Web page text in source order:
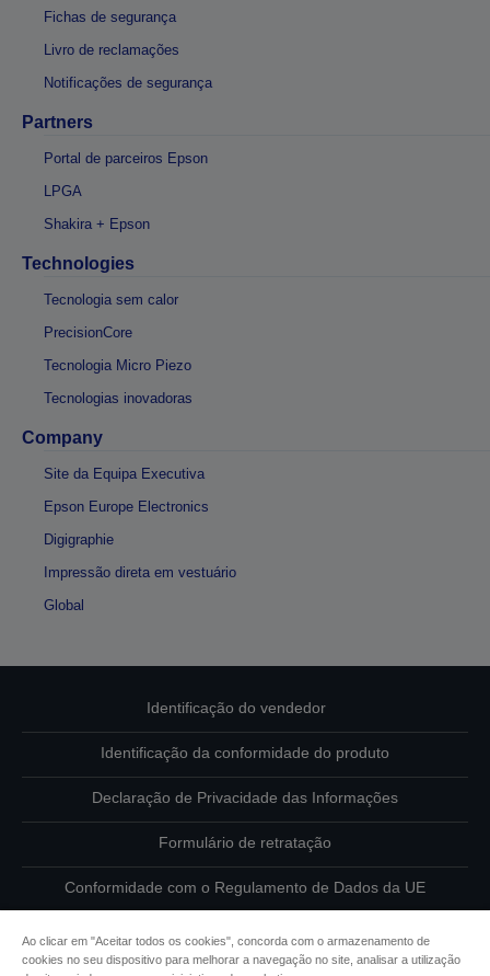
Fichas de segurança
Livro de reclamações
Notificações de segurança
Partners
Portal de parceiros Epson
LPGA
Shakira + Epson
Technologies
Tecnologia sem calor
PrecisionCore
Tecnologia Micro Piezo
Tecnologias inovadoras
Company
Site da Equipa Executiva
Epson Europe Electronics
Digigraphie
Impressão direta em vestuário
Global
Identificação do vendedor
Identificação da conformidade do produto
Declaração de Privacidade das Informações
Formulário de retratação
Conformidade com o Regulamento de Dados da UE
Ao clicar em "Aceitar todos os cookies", concorda com o armazenamento de
cookies no seu dispositivo para melhorar a navegação no site, analisar a utilização